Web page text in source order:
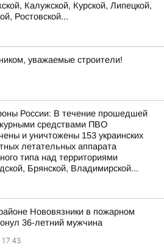
Калужской, Курской, Липецкой,
Ростовской...
уважаемые строители!
России: В течение прошедшей
средствами ПВО
и уничтожены 153 украинских
летательных аппарата
типа над территориями
Брянской, Владимирской...
Нововязники в пожарном
36-летний мужчина
17:43